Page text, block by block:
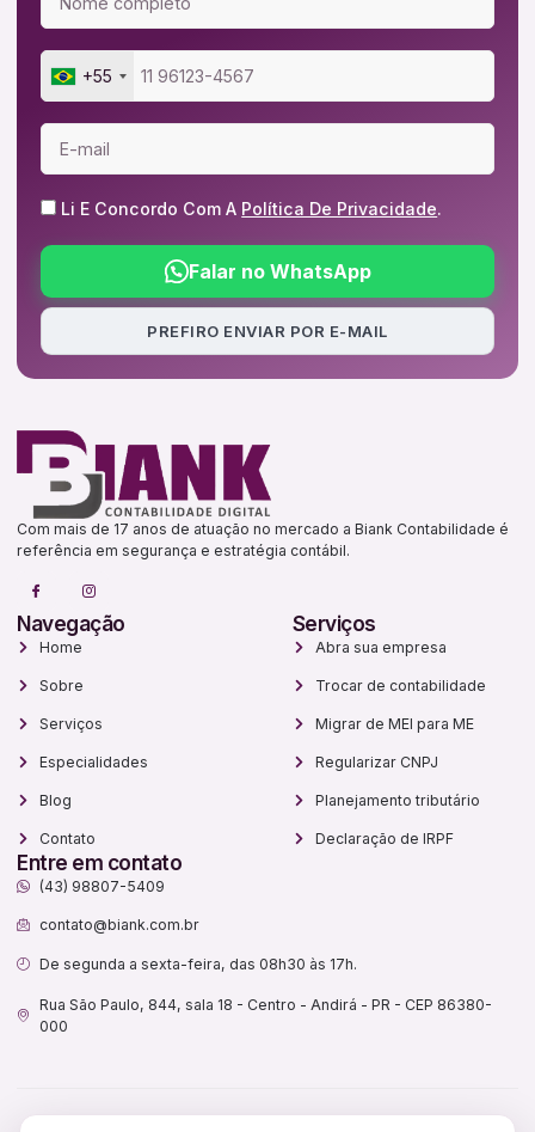
+55
Li E Concordo Com A Política De Privacidade.
Falar no WhatsApp
PREFIRO ENVIAR POR E-MAIL
Com mais de 17 anos de atuação no mercado a Biank Contabilidade é
referência em segurança e estratégia contábil.
Navegação
Home
Sobre
Serviços
Especialidades
Blog
Contato
Serviços
Abra sua empresa
Trocar de contabilidade
Migrar de MEI para ME
Regularizar CNPJ
Planejamento tributário
Declaração de IRPF
Entre em contato
(43) 98807-5409
contato@biank.com.br
De segunda a sexta-feira, das 08h30 às 17h.
Rua São Paulo, 844, sala 18 - Centro - Andirá - PR - CEP 86380-
000